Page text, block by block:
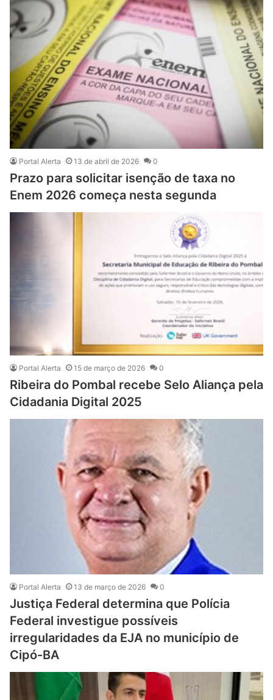
Portal Alerta 13 de abril de 2026 0
Prazo para solicitar isenção de taxa no
Enem 2026 começa nesta segunda
Portal Alerta 15 de março de 2026 0
Ribeira do Pombal recebe Selo Aliança pela
Cidadania Digital 2025
Portal Alerta 13 de março de 2026 0
Justiça Federal determina que Polícia
Federal investigue possíveis
irregularidades da EJA no município de
Cipó-BA